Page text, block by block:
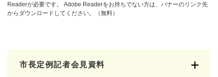
Readerが必要です。
Adobe Readerをお持ちでない方は、バナーのリンク先
からダウンロードしてください。（無料）
市長定例記者会見資料